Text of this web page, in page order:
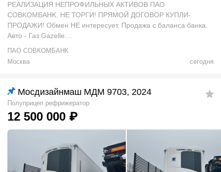
PEAЛИЗАЦИЯ HEПРОФИЛЬНЫХ АКTИВOВ ПAО
COВKOMБAHK. НЕ ТОРГИ! ПРЯМОЙ ДОГОВОР КУПЛИ-
ПРОДАЖИ! Обмен НЕ интересует. Продажа с баланса банка.
Авто - Газ Gazelle....
ПАО СОВКОМБАНК
Москва
сегодня
Мосдизайнмаш МДМ 9703, 2024
Полуприцеп рефрижератор
12 500 000 ₽